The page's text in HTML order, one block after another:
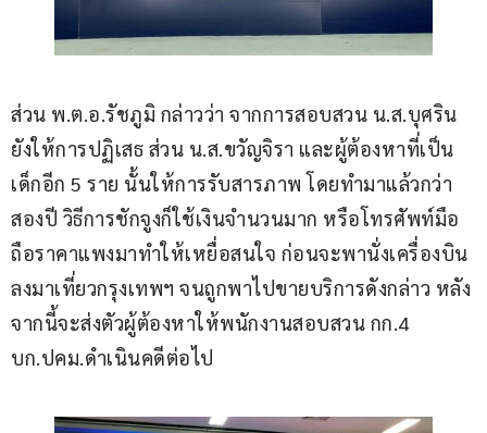
ส่วน พ.ต.อ.รัชภูมิ กล่าวว่า จากการสอบสวน น.ส.บุศริน
ยังให้การปฏิเสธ ส่วน น.ส.ขวัญจิรา และผู้ต้องหาที่เป็น
เด็กอีก 5 ราย นั้นให้การรับสารภาพ โดยทำมาแล้วกว่า
สองปี วิธีการชักจูงก็ใช้เงินจำนวนมาก หรือโทรศัพท์มือ
ถือราคาแพงมาทำให้เหยื่อสนใจ ก่อนจะพานั่งเครื่องบิน
ลงมาเที่ยวกรุงเทพฯ จนถูกพาไปขายบริการดังกล่าว หลัง
จากนี้จะส่งตัวผู้ต้องหาให้พนักงานสอบสวน กก.4
บก.ปคม.ดำเนินคดีต่อไป